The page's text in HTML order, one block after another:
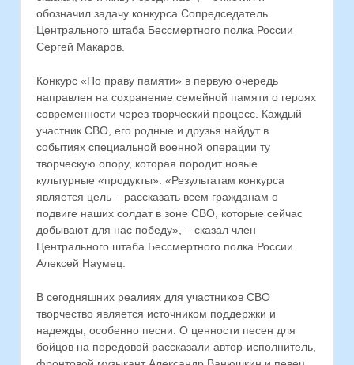
обозначил задачу конкурса Сопредседатель
Центрального штаба Бессмертного полка России
Сергей Макаров.
Конкурс «По праву памяти» в первую очередь
направлен на сохранение семейной памяти о героях
современности через творческий процесс. Каждый
участник СВО, его родные и друзья найдут в
событиях специальной военной операции ту
творческую опору, которая породит новые
культурные «продукты». «Результатам конкурса
является цель – рассказать всем гражданам о
подвиге наших солдат в зоне СВО, которые сейчас
добывают для нас победу», – сказал член
Центрального штаба Бессмертного полка России
Алексей Наумец.
В сегодняшних реалиях для участников СВО
творчество является источником поддержки и
надежды, особенно песни. О ценности песен для
бойцов на передовой рассказали автор-исполнитель,